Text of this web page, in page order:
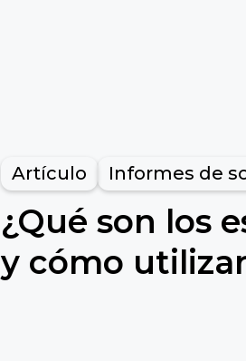
Artículo Informes de
¿Qué son los
y cómo